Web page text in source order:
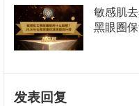
敏感肌
黑眼圈
发表回复